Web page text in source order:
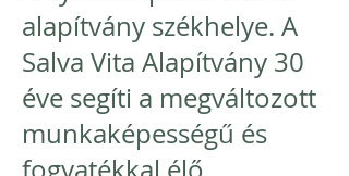
alapítvány székhelye. A
Salva Vita Alapítvány 30
éve segíti a megváltozott
munkaképességű és